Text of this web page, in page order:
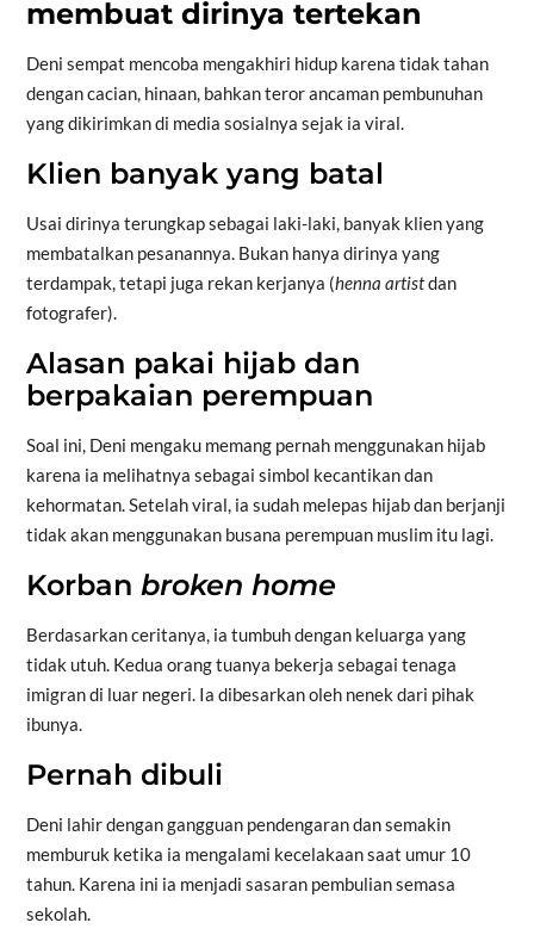
membuat dirinya tertekan
Deni sempat mencoba mengakhiri hidup karena tidak tahan
dengan cacian, hinaan, bahkan teror ancaman pembunuhan
yang dikirimkan di media sosialnya sejak ia viral.
Klien banyak yang batal
Usai dirinya terungkap sebagai laki-laki, banyak klien yang
membatalkan pesanannya. Bukan hanya dirinya yang
terdampak, tetapi juga rekan kerjanya (henna artistdan
fotografer).
Alasan pakai hijab dan
berpakaian perempuan
Soal ini, Deni mengaku memang pernah menggunakan hijab
karena ia melihatnya sebagai simbol kecantikan dan
kehormatan. Setelah viral, ia sudah melepas hijab dan berjanji
tidak akan menggunakan busana perempuan muslim itu lagi.
Korban broken home
Berdasarkan ceritanya, ia tumbuh dengan keluarga yang
tidak utuh. Kedua orang tuanya bekerja sebagai tenaga
imigran di luar negeri. Ia dibesarkan oleh nenek dari pihak
ibunya.
Pernah dibuli
Deni lahir dengan gangguan pendengaran dan semakin
memburuk ketika ia mengalami kecelakaan saat umur 10
tahun. Karena ini ia menjadi sasaran pembulian semasa
sekolah.